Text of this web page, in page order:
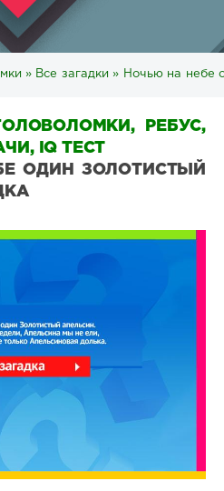
» Все загадки » Ночью на небе
РЕБУС,
IQ ТЕСТ
ОДИН ЗОЛОТИСТЫЙ